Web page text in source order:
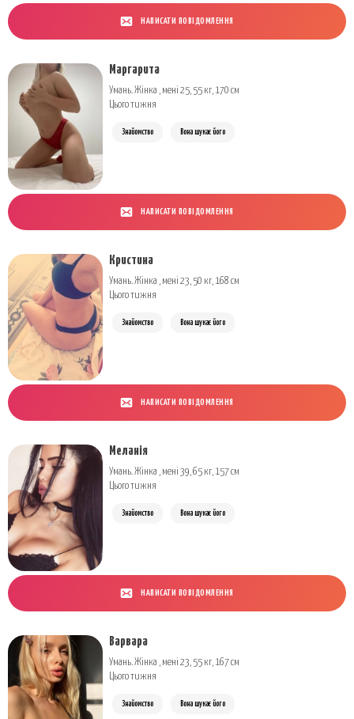
НАПИСАТИ ПОВІДОМЛЕННЯ
Маргарита
Умань. Жінка , мені 25, 55 кг, 170 см
Цього тижня
Знайомство Вона шукає його
НАПИСАТИ ПОВІДОМЛЕННЯ
Кристина
Умань. Жінка , мені 23, 50 кг, 168 см
Цього тижня
Знайомство Вона шукає його
НАПИСАТИ ПОВІДОМЛЕННЯ
Меланія
Умань. Жінка , мені 39, 65 кг, 157 см
Цього тижня
Знайомство Вона шукає його
НАПИСАТИ ПОВІДОМЛЕННЯ
Варвара
Умань. Жінка , мені 23, 55 кг, 167 см
Цього тижня
Знайомство Вона шукає його